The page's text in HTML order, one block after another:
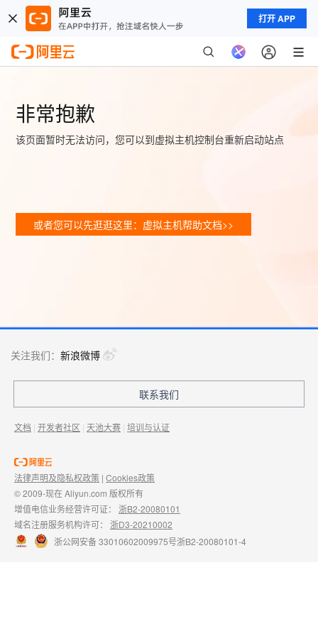
打开 APP
非常抱歉
该页面暂时无法访问，您可以到虚拟主机控制台重新启动站点
或者您可以先逛逛这里：虚拟主机帮助文档>>